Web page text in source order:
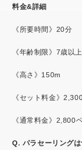
料金&詳細
《所要時間》20分
《年齢制限》7歳以上
《高さ》150m
《セット料金》
《通常料金》2,800
Q. パラセーリング